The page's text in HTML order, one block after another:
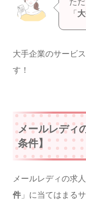
「
大手企業のサービス
す！
メールレディ
条件】
メールレディの求
件」に当てはまる